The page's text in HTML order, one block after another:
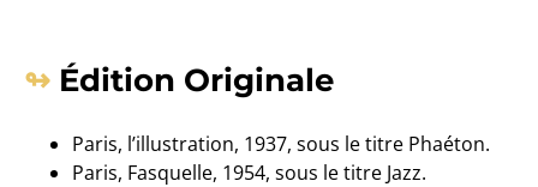
Édition Originale
Paris, l’illustration, 1937, sous le titre Phaéton.
Paris, Fasquelle, 1954, sous le titre Jazz.